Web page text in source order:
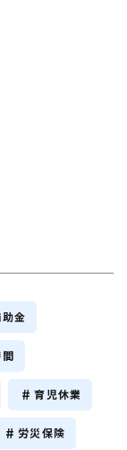
助金
育児休業
労災保険